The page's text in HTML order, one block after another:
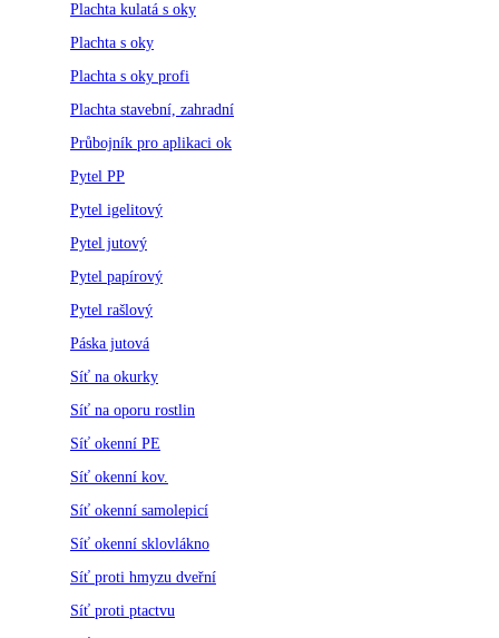
Plachta kulatá s oky
Plachta s oky
Plachta s oky profi
Plachta stavební, zahradní
Průbojník pro aplikaci ok
Pytel PP
Pytel igelitový
Pytel jutový
Pytel papírový
Pytel rašlový
Páska jutová
Síť na okurky
Síť na oporu rostlin
Síť okenní PE
Síť okenní kov.
Síť okenní samolepicí
Síť okenní sklovlákno
Síť proti hmyzu dveřní
Síť proti ptactvu